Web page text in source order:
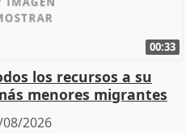
00:33
los recursos a su
menores migrantes
2026